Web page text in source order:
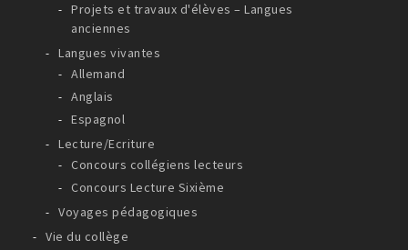
Projets et travaux d'élèves – Langues
anciennes
Langues vivantes
Allemand
Anglais
Espagnol
Lecture/Ecriture
Concours collégiens lecteurs
Concours Lecture Sixième
Voyages pédagogiques
Vie du collège